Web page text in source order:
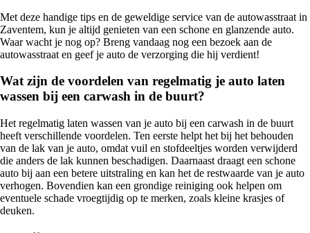
Met deze handige tips en de geweldige service van de autowasstraat in
Zaventem, kun je altijd genieten van een schone en glanzende auto.
Waar wacht je nog op? Breng vandaag nog een bezoek aan de
autowasstraat en geef je auto de verzorging die hij verdient!
Wat zijn de voordelen van regelmatig je auto laten
wassen bij een carwash in de buurt?
Het regelmatig laten wassen van je auto bij een carwash in de buurt
heeft verschillende voordelen. Ten eerste helpt het bij het behouden
van de lak van je auto, omdat vuil en stofdeeltjes worden verwijderd
die anders de lak kunnen beschadigen. Daarnaast draagt een schone
auto bij aan een betere uitstraling en kan het de restwaarde van je auto
verhogen. Bovendien kan een grondige reiniging ook helpen om
eventuele schade vroegtijdig op te merken, zoals kleine krasjes of
deuken.